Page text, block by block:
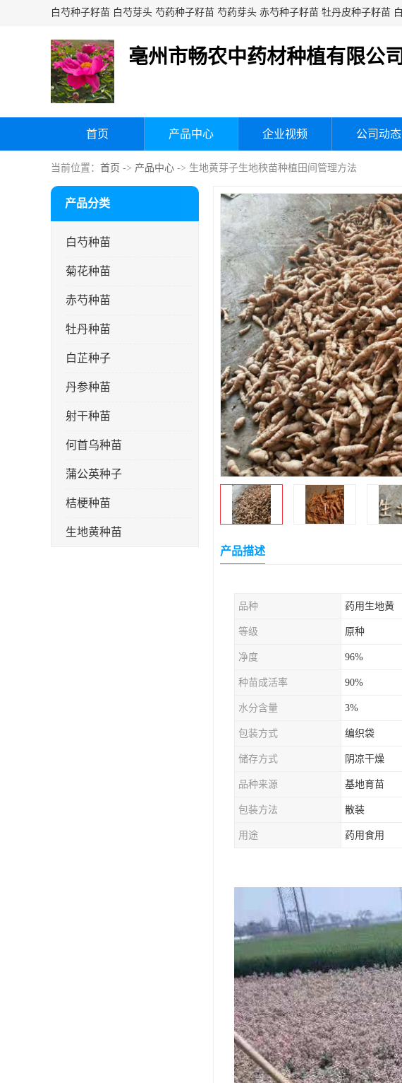
亳州市畅农中药材种植有限公司
首页 产品中心 企业视频 公司动态
当前位置： 首页 -> 产品中心 -> 生地黄芽子生地秧苗种植田间管理方法
产品分类
白芍种苗
菊花种苗
赤芍种苗
牡丹种苗
白芷种子
丹参种苗
射干种苗
何首乌种苗
蒲公英种子
桔梗种苗
生地黄种苗
产品描述
品种 药用生地黄
等级 原种
净度 96%
种苗成活率 90%
水分含量 3%
包装方式 编织袋
储存方式 阴凉干燥
品种来源 基地育苗
包装方法 散装
用途 药用食用